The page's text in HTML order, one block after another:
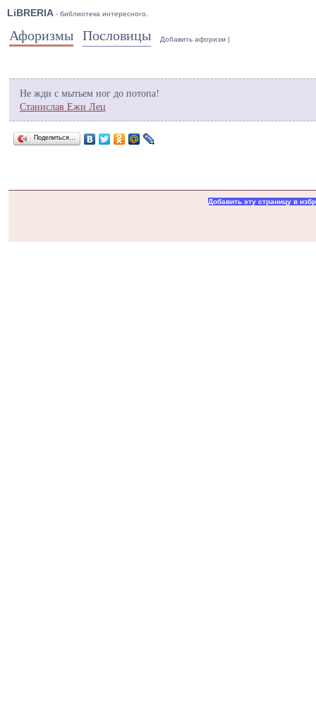
LiBRERIA - библиотека интересного.
Афоризмы Пословицы Добавить афоризм |
Не жди с мытьем ног до потопа!
Станислав Ежи Лец
Поделиться…
Добавить эту страницу в